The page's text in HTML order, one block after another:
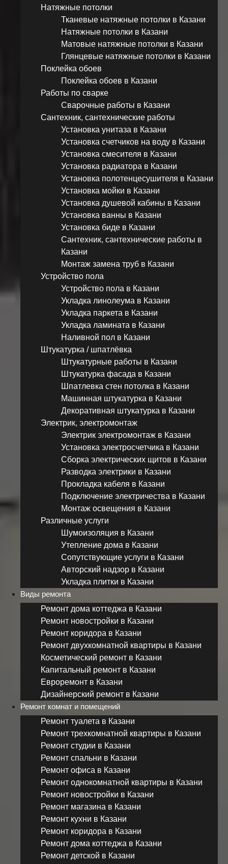
Натяжные потолки
Тканевые натяжные потолки в Казани
Натяжные потолки в Казани
Матовые натяжные потолки в Казани
Глянцевые натяжные потолки в Казани
Поклейка обоев
Поклейка обоев в Казани
Работы по сварке
Сварочные работы в Казани
Сантехник, сантехнические работы
Установка унитаза в Казани
Установка счетчиков на воду в Казани
Установка смесителя в Казани
Установка радиатора в Казани
Установка полотенцесушителя в Казани
Установка мойки в Казани
Установка душевой кабины в Казани
Установка ванны в Казани
Установка биде в Казани
Сантехник, сантехнические работы в
Казани
Монтаж замена труб в Казани
Устройство пола
Устройство пола в Казани
Укладка линолеума в Казани
Укладка паркета в Казани
Укладка ламината в Казани
Наливной пол в Казани
Штукатурка / шпатлёвка
Штукатурные работы в Казани
Штукатурка фасада в Казани
Шпатлевка стен потолка в Казани
Машинная штукатурка в Казани
Декоративная штукатурка в Казани
Электрик, электромонтаж
Электрик электромонтаж в Казани
Установка электросчетчика в Казани
Сборка электрических щитов в Казани
Разводка электрики в Казани
Прокладка кабеля в Казани
Подключение электричества в Казани
Монтаж освещения в Казани
Различные услуги
Шумоизоляция в Казани
Утепление дома в Казани
Сопутствующие услуги в Казани
Авторский надзор в Казани
Укладка плитки в Казани
Виды ремонта
Ремонт дома коттеджа в Казани
Ремонт новостройки в Казани
Ремонт коридора в Казани
Ремонт двухкомнатной квартиры в Казани
Косметический ремонт в Казани
Капитальный ремонт в Казани
Евроремонт в Казани
Дизайнерский ремонт в Казани
Ремонт комнат и помещений
Ремонт туалета в Казани
Ремонт трехкомнатной квартиры в Казани
Ремонт студии в Казани
Ремонт спальни в Казани
Ремонт офиса в Казани
Ремонт однокомнатной квартиры в Казани
Ремонт новостройки в Казани
Ремонт магазина в Казани
Ремонт кухни в Казани
Ремонт коридора в Казани
Ремонт дома коттеджа в Казани
Ремонт детской в Казани